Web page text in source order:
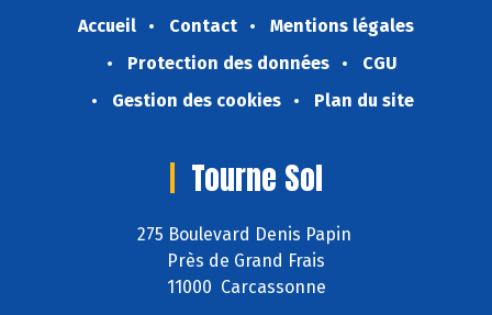
Accueil Contact
Mentions légales
Protection des données
CGU
Gestion des cookies
Plan du site
Tourne Sol
275 Boulevard Denis Papin
Près de Grand Frais
11000 Carcassonne